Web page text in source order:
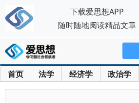
首页 法学 经济学 政治学
下载爱思想APP
随时随地阅读精品文章